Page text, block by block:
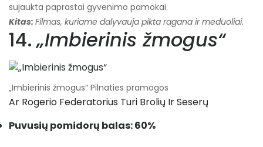
sujaukta paprastai gyvenimo pamokai.
Kitas: Filmas, kuriame dalyvauja pikta ragana ir meduoliai.
14.„Imbierinis žmogus“
„Imbierinis žmogus“ Pilnaties pramogos
Ar Rogerio Federatorius Turi Brolių Ir Seserų
Puvusių pomidorų balas: 60%